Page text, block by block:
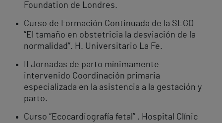
Foundation de Londres.
Curso de Formación Continuada de la SEGO
“El tamaño en obstetricia la desviación de la
normalidad”. H. Universitario La Fe.
II Jornadas de parto mínimamente
intervenido Coordinación primaria
especializada en la asistencia a la gestación y
parto.
Curso “Ecocardiografía fetal” . Hospital Clínic